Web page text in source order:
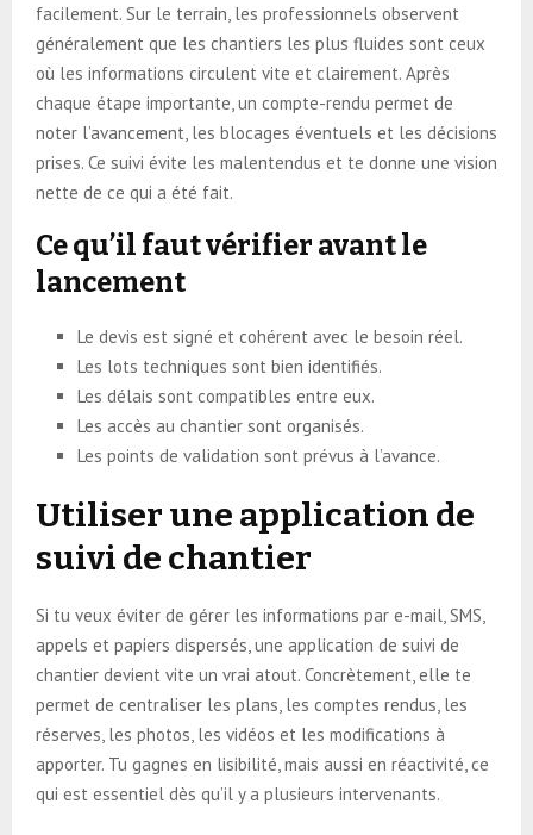
facilement. Sur le terrain, les professionnels observent
généralement que les chantiers les plus fluides sont ceux
où les informations circulent vite et clairement. Après
chaque étape importante, un compte-rendu permet de
noter l’avancement, les blocages éventuels et les décisions
prises. Ce suivi évite les malentendus et te donne une vision
nette de ce qui a été fait.
Ce qu’il faut vérifier avant le
lancement
Le devis est signé et cohérent avec le besoin réel.
Les lots techniques sont bien identifiés.
Les délais sont compatibles entre eux.
Les accès au chantier sont organisés.
Les points de validation sont prévus à l’avance.
Utiliser une application de
suivi de chantier
Si tu veux éviter de gérer les informations par e-mail, SMS,
appels et papiers dispersés, une application de suivi de
chantier devient vite un vrai atout. Concrètement, elle te
permet de centraliser les plans, les comptes rendus, les
réserves, les photos, les vidéos et les modifications à
apporter. Tu gagnes en lisibilité, mais aussi en réactivité, ce
qui est essentiel dès qu’il y a plusieurs intervenants.